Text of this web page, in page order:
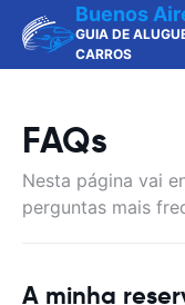
Buenos
GUIA DE
CARROS
FAQs
Nesta página vai
perguntas mais
A minha